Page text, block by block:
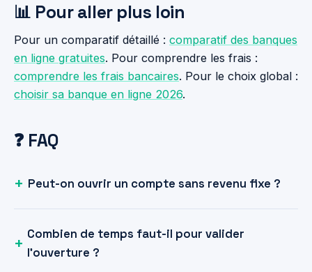
📊 Pour aller plus loin
Pour un comparatif détaillé : comparatif des banques
en ligne gratuites. Pour comprendre les frais :
comprendre les frais bancaires. Pour le choix global :
choisir sa banque en ligne 2026.
❓ FAQ
Peut-on ouvrir un compte sans revenu fixe ?
Combien de temps faut-il pour valider
l'ouverture ?